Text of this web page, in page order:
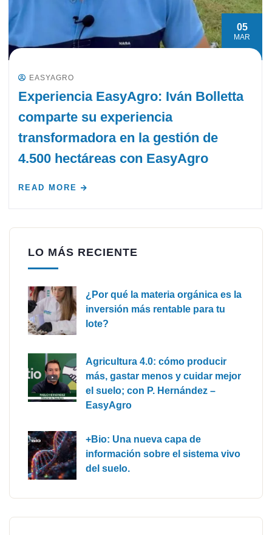
05
MAR
EASYAGRO
Experiencia EasyAgro: Iván Bolletta
comparte su experiencia
transformadora en la gestión de
4.500 hectáreas con EasyAgro
READ MORE
LO MÁS RECIENTE
¿Por qué la materia orgánica es la
inversión más rentable para tu
lote?
Agricultura 4.0: cómo producir
más, gastar menos y cuidar mejor
el suelo; con P. Hernández –
EasyAgro
+Bio: Una nueva capa de
información sobre el sistema vivo
del suelo.